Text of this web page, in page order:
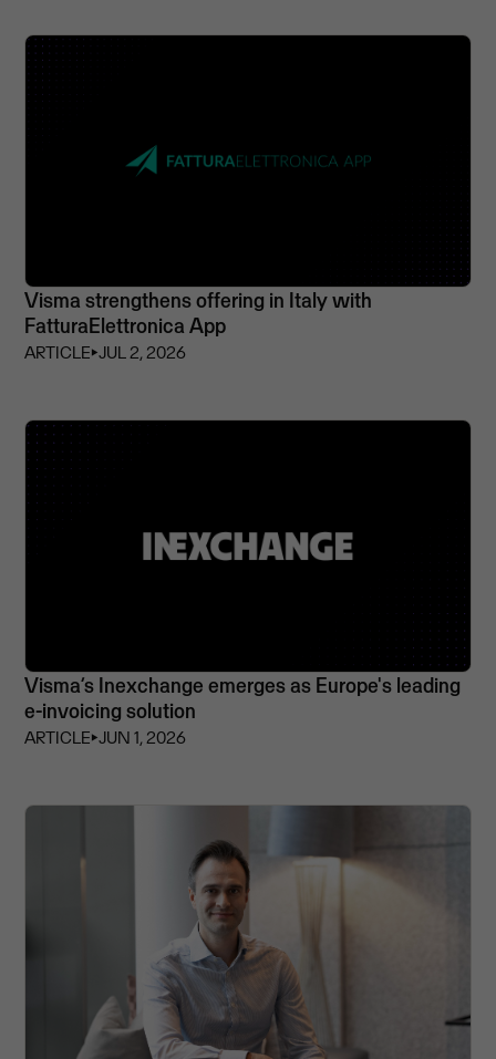
Visma strengthens offering in Italy with
FatturaElettronica App
ARTICLE⏵JUL 2, 2026
Visma’s Inexchange emerges as Europe's leading
e-invoicing solution
ARTICLE⏵JUN 1, 2026